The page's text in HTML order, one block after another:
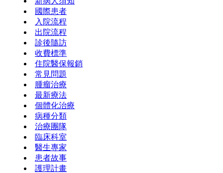
國際患者
入院流程
出院流程
診後隨訪
收費標準
住院醫保報銷
常見問題
腫瘤治療
最新療法
個體化治療
病種分類
治療團隊
臨床科室
醫生專家
患者故事
護理計畫